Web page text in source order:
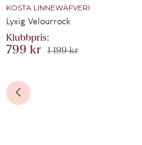
Lyxig Velourrock
KOSTA LINNEWÄFVERI
799 kr 1 199 kr